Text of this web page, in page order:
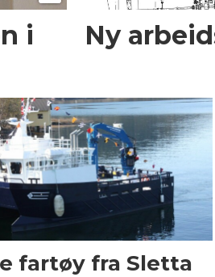
i
Ny
fartøy fra Sletta